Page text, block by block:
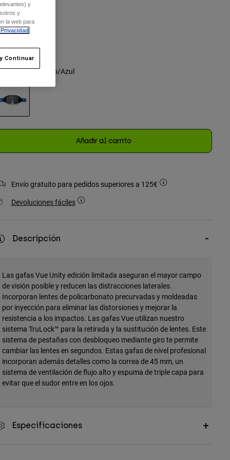
Talla
Única
seleccionado
-Blanco/Rojo/Azul
Añadir al carrito
Envío gratuito para pedidos superiores a 125€
Devoluciones fáciles
Descripción
Las gafas Vue Unity edición limitada aseguran el mayor campo
de visión posible y reducen las distracciones laterales.
Incorporan lentes de policarbonato precurvadas y moldeadas
por inyección para eliminar las distorsiones y mejorar la
resistencia a los impactos. Las gafas Vue utilizan nuestro
sistema TruLock™ para la retirada y la sustitución de lentes. Este
sistema de pestañas con desbloqueo mediante giro te permite
cambiar las lentes en segundos. Estas gafas de nivel profesional
incorporan además detalles como la correa de 45 mm, un
sistema de ventilación de flujo alto y espuma de triple capa para
evitar que el sudor entre en los ojos.
Especificaciones
y
y
la web para
.
Continuar